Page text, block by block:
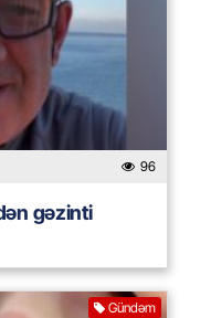
96
gəzinti
Gündəm